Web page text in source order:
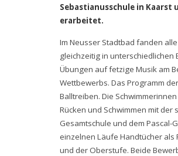
Sebastianusschule in
erarbeitet.
Im Neusser Stadtbad fanden
gleichzeitig in
Übungen auf fetzige Musik am
Wettbewerbs. Das Programm
Balltreiben. Die
Rücken und Schwimmen mit
Gesamtschule und dem Pascal-
einzelnen Läufe Handtücher als
und der Oberstufe. Beide